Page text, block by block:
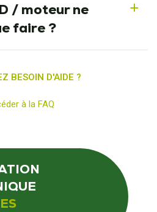
a
/ moteur ne
faire ?
BESOIN D'AIDE ?
à la FAQ